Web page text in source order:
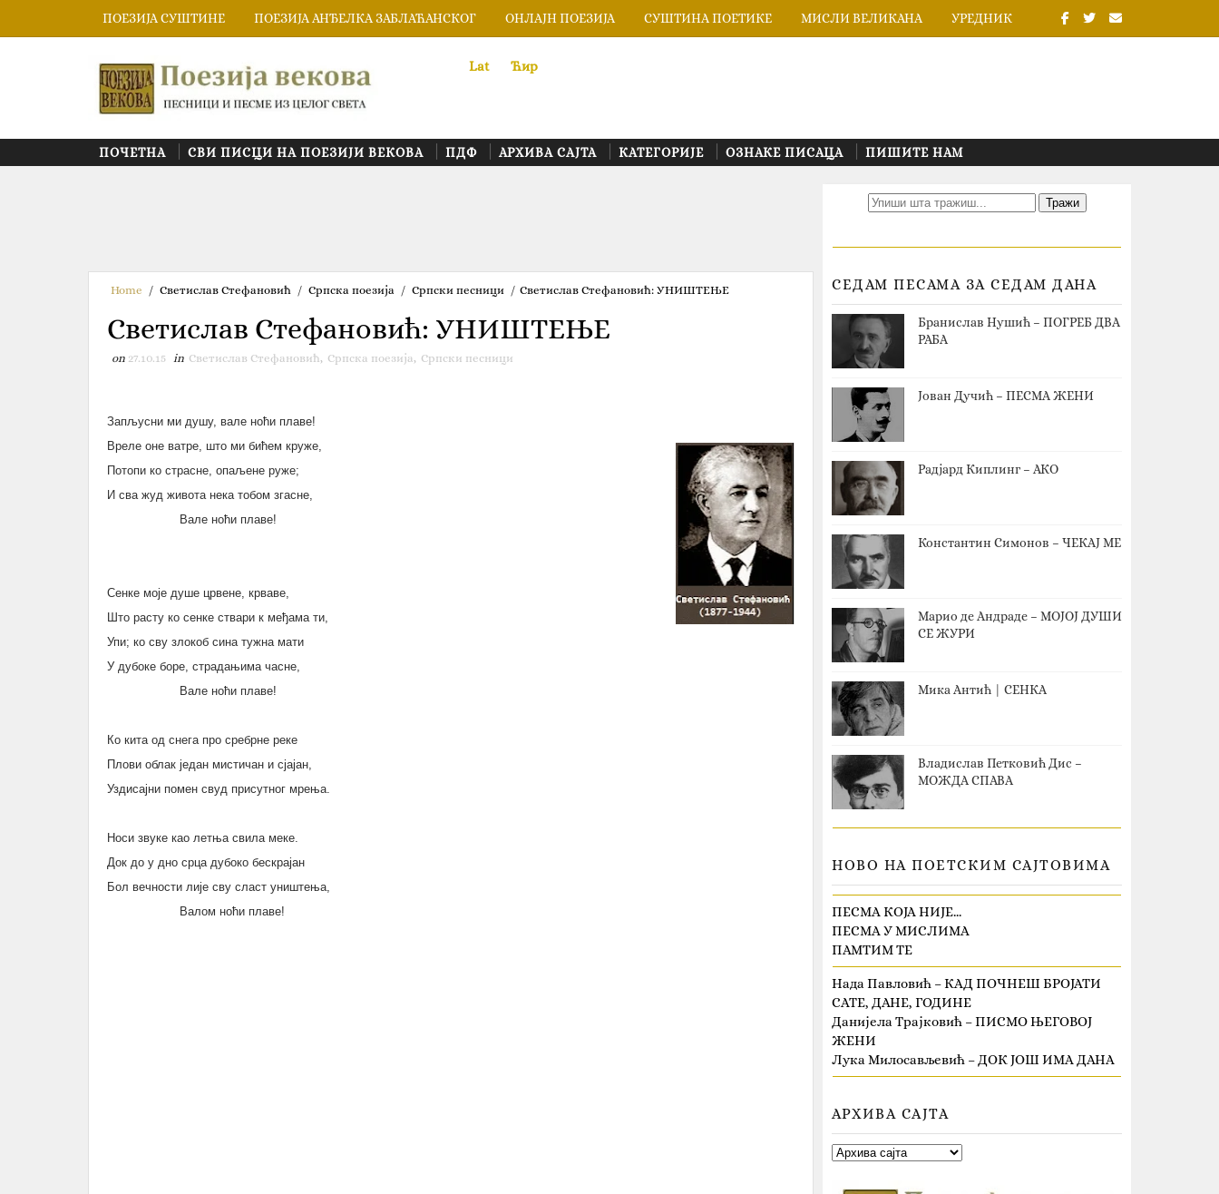
ПОЕЗИЈА СУШТИНЕ ПОЕЗИЈА АНЂЕЛКА ЗАБЛАЋАНСКОГ ОНЛАЈН ПОЕЗИЈА СУШТИНА ПОЕТИКЕ МИСЛИ ВЕЛИКАНА УРЕДНИК
Lat Ћир
ПОЧЕТНА СВИ ПИСЦИ НА ПОЕЗИЈИ ВЕКОВА ПДФ АРХИВА САЈТА КАТЕГОРИЈЕ ОЗНАКЕ ПИСАЦА ПИШИТЕ НАМ
Home / Светислав Стефановић / Српска поезија / Српски песници / Светислав Стефановић: УНИШТЕЊЕ
Светислав Стефановић: УНИШТЕЊЕ
on 27.10.15 in Светислав Стефановић, Српска поезија, Српски песници
Запљусни ми душу, вале ноћи плаве!
Вреле оне ватре, што ми бићем круже,
Потопи ко страсне, опаљене руже;
И сва жуд живота нека тобом згасне,
Вале ноћи плаве!
Сенке моје душе црвене, крваве,
Што расту ко сенке ствари к међама ти,
Упи; ко сву злокоб сина тужна мати
У дубоке боре, страдањима часне,
Вале ноћи плаве!
Ко кита од снега про сребрне реке
Плови облак један мистичан и сјајан,
Уздисајни помен свуд присутног мрења.
Носи звуке као летња свила меке.
Док до у дно срца дубоко бескрајан
Бол вечности лије сву сласт уништења,
Валом ноћи плаве!
СЕДАМ ПЕСАМА ЗА СЕДАМ ДАНА
Бранислав Нушић – ПОГРЕБ ДВА
РАБА
Јован Дучић – ПЕСМА ЖЕНИ
Радјард Киплинг – АКО
Константин Симонов – ЧЕКАЈ МЕ
Марио де Андраде – МОЈОЈ ДУШИ
СЕ ЖУРИ
Мика Антић | СЕНКА
Владислав Петковић Дис –
МОЖДА СПАВА
НОВО НА ПОЕТСКИМ САЈТОВИМА
ПЕСМА КОЈА НИЈЕ…
ПЕСМА У МИСЛИМА
ПАМТИМ ТЕ
Нада Павловић – КАД ПОЧНЕШ БРОЈАТИ
САТЕ, ДАНЕ, ГОДИНЕ
Данијела Трајковић – ПИСМО ЊЕГОВОЈ
ЖЕНИ
Лука Милосављевић – ДОК ЈОШ ИМА ДАНА
АРХИВА САЈТА